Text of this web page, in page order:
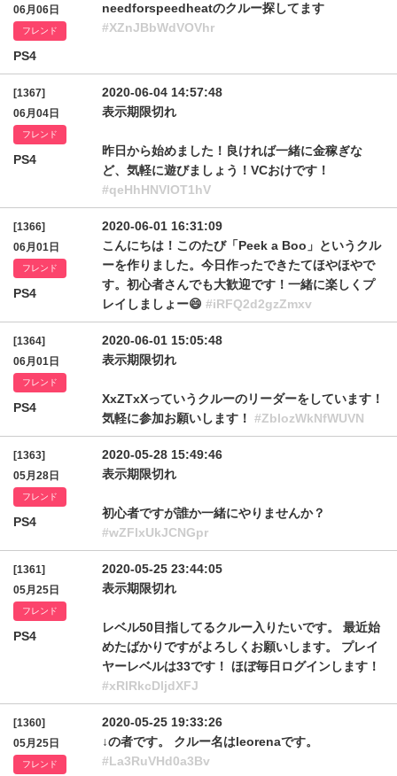
06月06日
フレンド
PS4
needforspeedheatのクルー探してます
#XZnJBbWdVOVhr
[1367]
06月04日
フレンド
PS4
2020-06-04 14:57:48
表示期限切れ
昨日から始めました！良ければ一緒に金稼ぎな
ど、気軽に遊びましょう！VCおけです！
#qeHhHNVlOT1hV
[1366]
06月01日
フレンド
PS4
2020-06-01 16:31:09
こんにちは！このたび「Peek a Boo」というクル
ーを作りました。今日作ったできたてほやほやで
す。初心者さんでも大歓迎です！一緒に楽しくプ
レイしましょー😄 #iRFQ2d2gzZmxv
[1364]
06月01日
フレンド
PS4
2020-06-01 15:05:48
表示期限切れ
XxZTxXっていうクルーのリーダーをしています！
気軽に参加お願いします！ #ZblozWkNfWUVN
[1363]
05月28日
フレンド
PS4
2020-05-28 15:49:46
表示期限切れ
初心者ですが誰か一緒にやりませんか？
#wZFlxUkJCNGpr
[1361]
05月25日
フレンド
PS4
2020-05-25 23:44:05
表示期限切れ
レベル50目指してるクルー入りたいです。 最近始
めたばかりですがよろしくお願いします。 プレイ
ヤーレベルは33です！ ほぼ毎日ログインします！
#xRlRkcDljdXFJ
[1360]
05月25日
フレンド
2020-05-25 19:33:26
↓の者です。 クルー名はleorenaです。
#La3RuVHd0a3Bv